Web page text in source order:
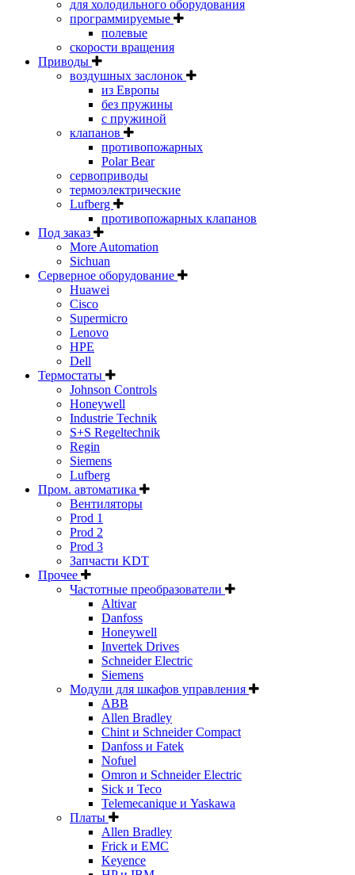
для холодильного оборудования
программируемые
полевые
скорости вращения
Приводы
воздушных заслонок
из Европы
без пружины
с пружиной
клапанов
противопожарных
Polar Bear
сервоприводы
термоэлектрические
Lufberg
противопожарных клапанов
Под заказ
More Automation
Sichuan
Серверное оборудование
Huawei
Cisco
Supermicro
Lenovo
HPE
Dell
Термостаты
Johnson Controls
Honeywell
Industrie Technik
S+S Regeltechnik
Regin
Siemens
Lufberg
Пром. автоматика
Вентиляторы
Prod 1
Prod 2
Prod 3
Запчасти KDT
Прочее
Частотные преобразователи
Altivar
Danfoss
Honeywell
Invertek Drives
Schneider Electric
Siemens
Модули для шкафов управления
ABB
Allen Bradley
Chint и Schneider Compact
Danfoss и Fatek
Nofuel
Omron и Schneider Electric
Sick и Teco
Telemecanique и Yaskawa
Платы
Allen Bradley
Frick и EMC
Keyence